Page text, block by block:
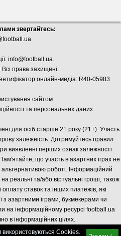
звертайтесь:
info@football.ua
права захищені.
онлайн-медіа: R40-05983
сайтом
та персональних даних
для осіб старше 21 року (21+). Участь
залежність. Дотримуйтесь правил
виявленні перших ознак залежності
що участь в азартних іграх не
роботі. Інформаційний
реальні та/або віртуальні гроші, також
ставок та інших платежів, які
з азартними іграми, букмекерами чи
на інформаційному ресурсі football.ua
в інформаційних цілях.
Cookies.